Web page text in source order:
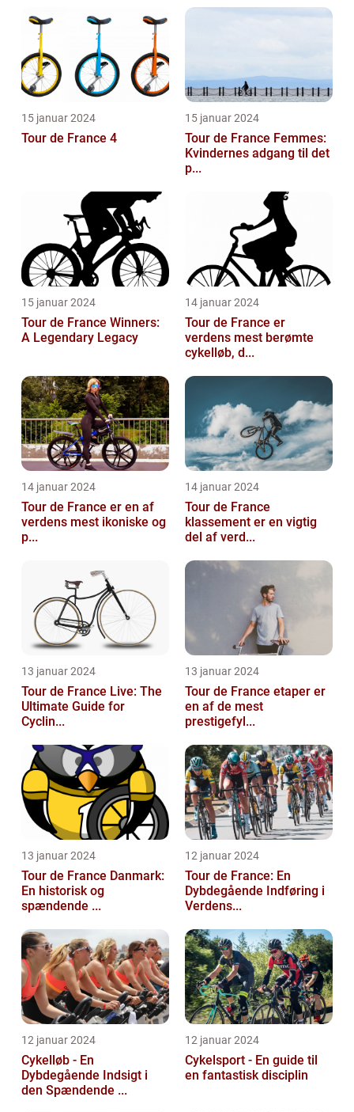
15 januar 2024
Tour de France 4
15 januar 2024
Tour de France Femmes:
Kvindernes adgang til det
p...
15 januar 2024
Tour de France Winners:
A Legendary Legacy
14 januar 2024
Tour de France er
verdens mest berømte
cykelløb, d...
14 januar 2024
Tour de France er en af
verdens mest ikoniske og
p...
14 januar 2024
Tour de France
klassement er en vigtig
del af verd...
13 januar 2024
Tour de France Live: The
Ultimate Guide for
Cyclin...
13 januar 2024
Tour de France etaper er
en af de mest
prestigefyl...
13 januar 2024
Tour de France Danmark:
En historisk og
spændende ...
12 januar 2024
Tour de France: En
Dybdegående Indføring i
Verdens...
12 januar 2024
Cykelløb - En
Dybdegående Indsigt i
den Spændende ...
12 januar 2024
Cykelsport - En guide til
en fantastisk disciplin